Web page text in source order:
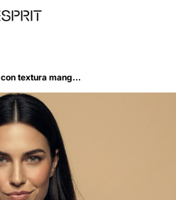
Camisa tejido con textura manga 3/4 cuello camisero - Azul